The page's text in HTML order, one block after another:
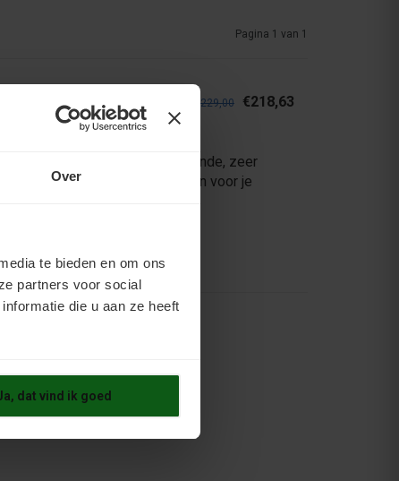
Over
te bieden en om ons
partners voor social
die u aan ze heeft
dat vind ik goed
Pagina 1 van 1
€229,00 €218,63
op PU-basis: een dekkende, zeer
binnen. Nieuw leven voor je